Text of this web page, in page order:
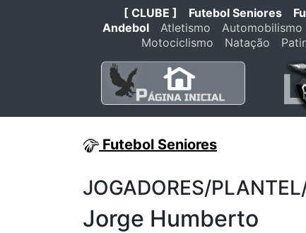
[ CLUBE ] Futebol Seniores
Andebol
Atletismo Automobilismo
Motociclismo
Natação
Futebol Seniores
JOGADORES/
Jorge Humberto